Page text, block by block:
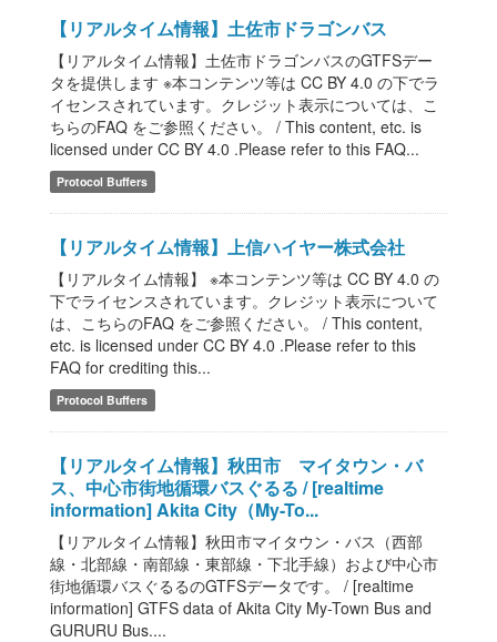
【リアルタイム情報】土佐市ドラゴンバス
【リアルタイム情報】土佐市ドラゴンバスのGTFSデー
タを提供します ※本コンテンツ等は CC BY 4.0 の下でラ
イセンスされています。クレジット表示については、こ
ちらのFAQ をご参照ください。 / This content, etc. is
licensed under CC BY 4.0 .Please refer to this FAQ...
Protocol Buffers
【リアルタイム情報】上信ハイヤー株式会社
【リアルタイム情報】 ※本コンテンツ等は CC BY 4.0 の
下でライセンスされています。クレジット表示について
は、こちらのFAQ をご参照ください。 / This content,
etc. is licensed under CC BY 4.0 .Please refer to this
FAQ for crediting this...
Protocol Buffers
【リアルタイム情報】秋田市 マイタウン・バ
ス、中心市街地循環バスぐるる / [realtime
information] Akita City（My-To...
【リアルタイム情報】秋田市マイタウン・バス（西部
線・北部線・南部線・東部線・下北手線）および中心市
街地循環バスぐるるのGTFSデータです。 / [realtime
information] GTFS data of Akita City My-Town Bus and
GURURU Bus....